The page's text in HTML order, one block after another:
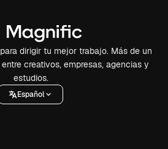
dirigir tu mejor trabajo. Más de un
creativos, empresas, agencias y
estudios.
Español